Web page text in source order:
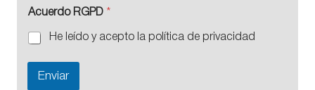
Acuerdo RGPD *
He leído y acepto la política de privacidad
Enviar